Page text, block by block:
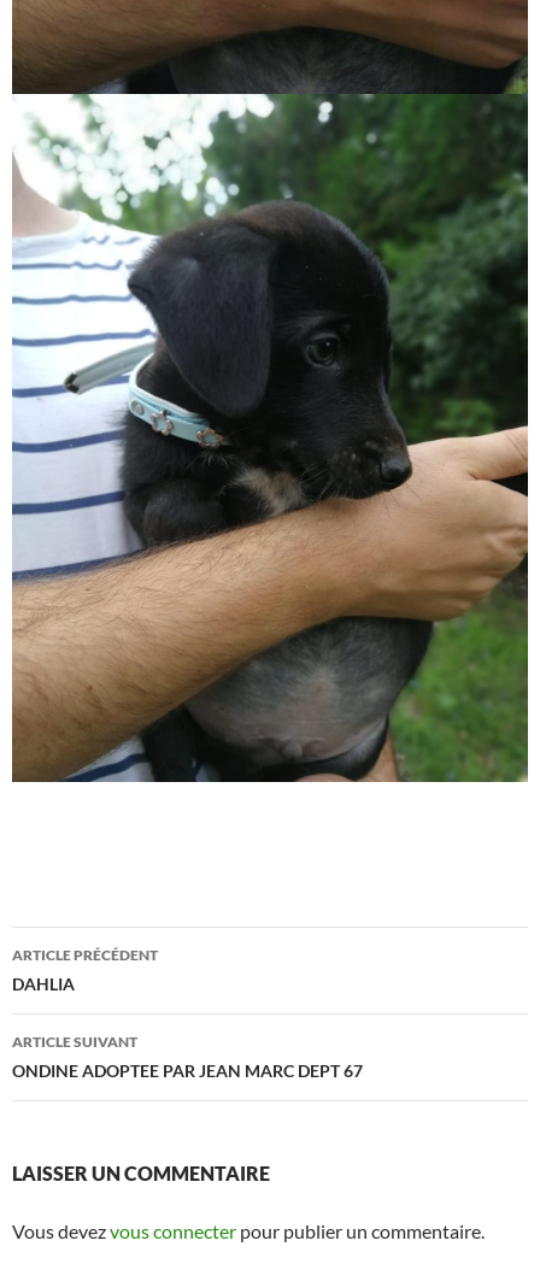
Navigation
des
articles
ARTICLE PRÉCÉDENT
DAHLIA
ARTICLE SUIVANT
ONDINE ADOPTEE PAR JEAN MARC DEPT 67
LAISSER UN COMMENTAIRE
Vous devezvous connecter pour publier un commentaire.